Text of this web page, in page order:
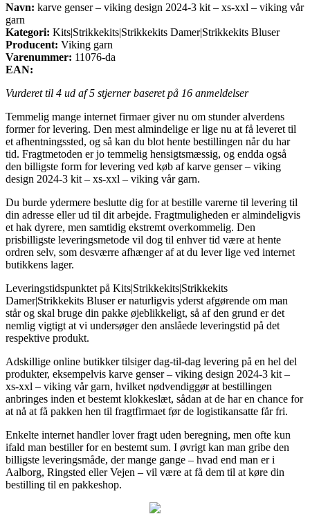
Navn: karve genser – viking design 2024-3 kit – xs-xxl – viking vår
garn
Kategori: Kits|Strikkekits|Strikkekits Damer|Strikkekits Bluser
Producent: Viking garn
Varenummer: 11076-da
EAN:
Vurderet til 4 ud af 5 stjerner baseret på 16 anmeldelser
Temmelig mange internet firmaer giver nu om stunder alverdens
former for levering. Den mest almindelige er lige nu at få leveret til
et afhentningssted, og så kan du blot hente bestillingen når du har
tid. Fragtmetoden er jo temmelig hensigtsmæssig, og endda også
den billigste form for levering ved køb af karve genser – viking
design 2024-3 kit – xs-xxl – viking vår garn.
Du burde ydermere beslutte dig for at bestille varerne til levering til
din adresse eller ud til dit arbejde. Fragtmuligheden er almindeligvis
et hak dyrere, men samtidig ekstremt overkommelig. Den
prisbilligste leveringsmetode vil dog til enhver tid være at hente
ordren selv, som desværre afhænger af at du lever lige ved internet
butikkens lager.
Leveringstidspunktet på Kits|Strikkekits|Strikkekits
Damer|Strikkekits Bluser er naturligvis yderst afgørende om man
står og skal bruge din pakke øjeblikkeligt, så af den grund er det
nemlig vigtigt at vi undersøger den anslåede leveringstid på det
respektive produkt.
Adskillige online butikker tilsiger dag-til-dag levering på en hel del
produkter, eksempelvis karve genser – viking design 2024-3 kit –
xs-xxl – viking vår garn, hvilket nødvendiggør at bestillingen
anbringes inden et bestemt klokkeslæt, sådan at de har en chance for
at nå at få pakken hen til fragtfirmaet før de logistikansatte får fri.
Enkelte internet handler lover fragt uden beregning, men ofte kun
ifald man bestiller for en bestemt sum. I øvrigt kan man gribe den
billigste leveringsmåde, der mange gange – hvad end man er i
Aalborg, Ringsted eller Vejen – vil være at få dem til at køre din
bestilling til en pakkeshop.